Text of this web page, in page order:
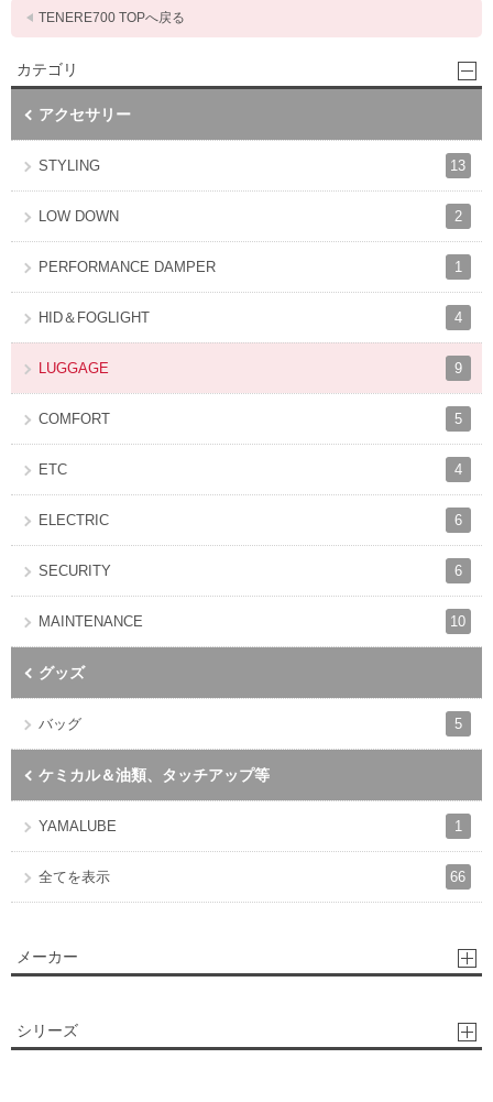
TENERE700 TOPへ戻る
カテゴリ
アクセサリー
STYLING 13
LOW DOWN 2
PERFORMANCE DAMPER 1
HID＆FOGLIGHT 4
LUGGAGE 9
COMFORT 5
ETC 4
ELECTRIC 6
SECURITY 6
MAINTENANCE 10
グッズ
バッグ 5
ケミカル＆油類、タッチアップ等
YAMALUBE 1
全てを表示 66
メーカー
シリーズ